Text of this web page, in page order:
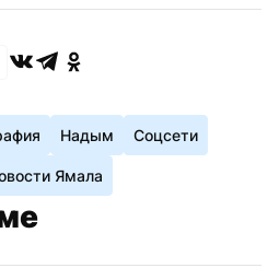
Надым Соцсети
Ямала